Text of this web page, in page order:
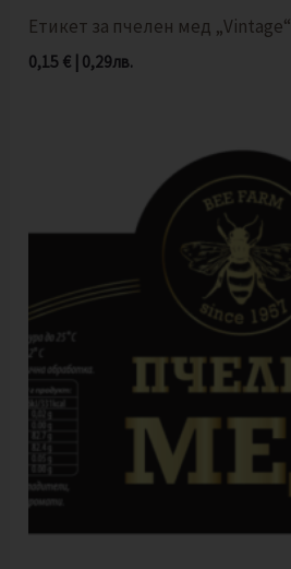
Етикет за пчелен мед „Vintage“
0,15 € 0,29лв.